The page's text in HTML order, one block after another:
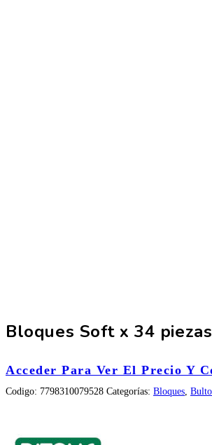
Bloques Soft x 34 piezas
Acceder Para Ver El Precio Y
Codigo: 7798310079528 Categorías: Bloques,